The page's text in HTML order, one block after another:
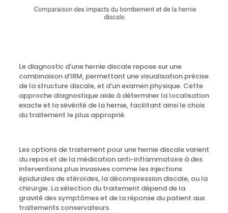
Le diagnostic d’une hernie discale repose sur une
combinaison d’IRM, permettant une visualisation précise
de la structure discale, et d’un examen physique. Cette
approche diagnostique aide à déterminer la localisation
exacte et la sévérité de la hernie, facilitant ainsi le choix
du traitement le plus approprié.
Les options de traitement pour une hernie discale varient
du repos et de la médication anti-inflammatoire à des
interventions plus invasives comme les injections
épidurales de stéroïdes, la décompression discale, ou la
chirurgie. La sélection du traitement dépend de la
gravité des symptômes et de la réponse du patient aux
traitements conservateurs.